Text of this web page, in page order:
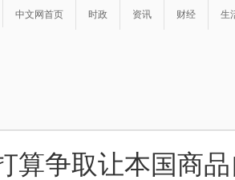
中文网首页 时政 资讯 财经 生
算争取让本国商